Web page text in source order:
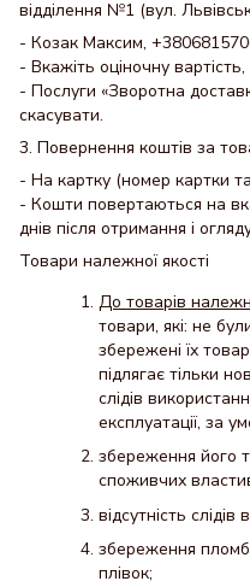
відділення №1 (вул.
- Козак Максим,
- Вкажіть оціночну
- Послуги «Зворотна
скасувати.
3. Повернення коштів за
- На картку (номер картки
- Кошти повертаються на
днів після отримання і
Товари належної якості
До товарів
товари, які: не
збережені їх
підлягає тільки
слідів
експлуатації, за
збереження його
споживчих
відсутність
збереження
плівок;